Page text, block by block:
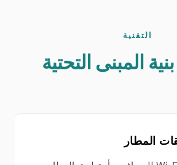
التقنية
بنية المبنى التحتية